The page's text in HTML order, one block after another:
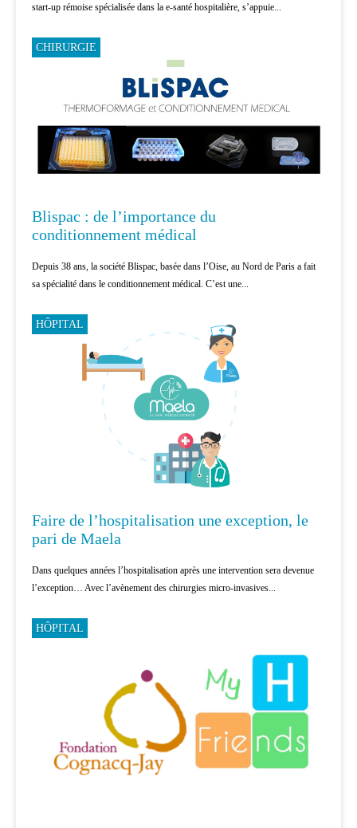
start-up rémoise spécialisée dans la e-santé hospitalière, s’appuie...
CHIRURGIE
Blispac : de l’importance du
conditionnement médical
Depuis 38 ans, la société Blispac, basée dans l’Oise, au Nord de Paris a fait
sa spécialité dans le conditionnement médical. C’est une...
HÔPITAL
Faire de l’hospitalisation une exception, le
pari de Maela
Dans quelques années l’hospitalisation après une intervention sera devenue
l’exception… Avec l’avènement des chirurgies micro-invasives...
HÔPITAL